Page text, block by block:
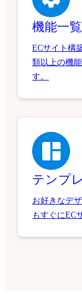
機能一覧
ECサイト構
類以上の機
す。
テンプ
お好きなデ
もすぐにEC